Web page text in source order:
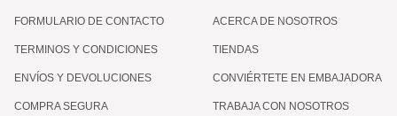
FORMULARIO DE CONTACTO
TERMINOS Y CONDICIONES
ENVÍOS Y DEVOLUCIONES
COMPRA SEGURA
ACERCA DE NOSOTROS
TIENDAS
CONVIÉRTETE EN EMBAJADORA
TRABAJA CON NOSOTROS